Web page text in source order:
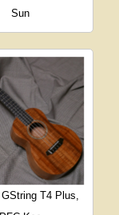
Sun
GString T4 Plus,